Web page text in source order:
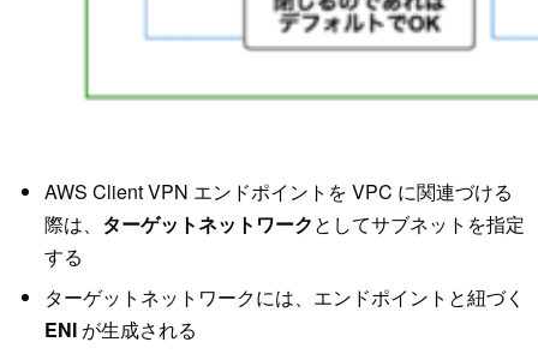
AWS Client VPN エンドポイントを VPC に関連づける
際は、 ターゲットネットワークとしてサブネットを指定
する
ターゲットネットワークには、エンドポイントと紐づく
ENIが生成される